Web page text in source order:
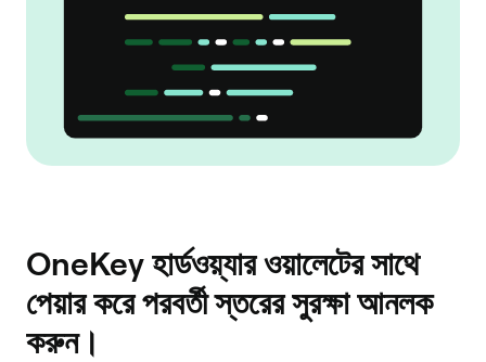
OneKey হার্ডওয়্যার ওয়ালেটের সাথে
পেয়ার করে পরবর্তী স্তরের সুরক্ষা আনলক
করুন।